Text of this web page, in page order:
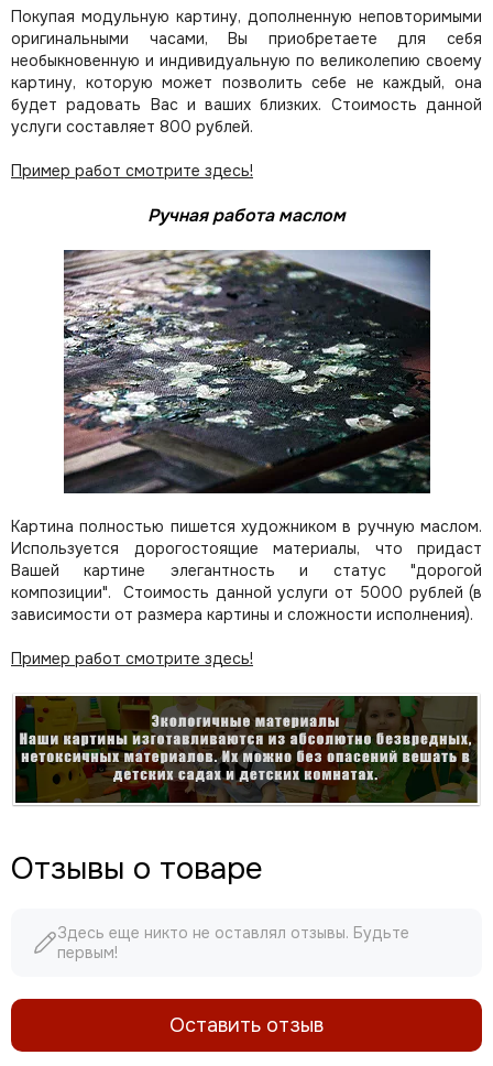
Покупая модульную картину, дополненную неповторимыми
оригинальными часами, Вы приобретаете для себя
необыкновенную и индивидуальную по великолепию своему
картину, которую может позволить себе не каждый, она
будет радовать Вас и ваших близких. Стоимость данной
услуги составляет 800 рублей.
Пример работ смотрите здесь!
Ручная работа маслом
Картина полностью пишется художником в ручную маслом.
Используется дорогостоящие материалы, что придаст
Вашей картине элегантность и статус "дорогой
композиции". Стоимость данной услуги от 5000 рублей (в
зависимости от размера картины и сложности исполнения).
Пример работ смотрите здесь!
Отзывы о товаре
Здесь еще никто не оставлял отзывы. Будьте
первым!
Оставить отзыв